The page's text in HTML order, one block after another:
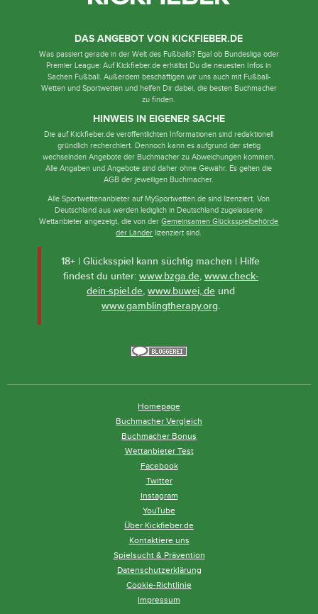
DAS ANGEBOT VON KICKFIEBER.DE
Was passiert gerade in der Welt des Fußballs? Egal ob Bundesliga oder
Premier League: Auf Kickfieber.de erhältst Du die neuesten Infos in
Sachen Fußball. Außerdem beschäftigen wir uns auch mit Fußball-
Wetten und Sportwetten und helfen Dir dabei, die besten Buchmacher
zu finden.
HINWEIS IN EIGENER SACHE
Die auf Kickfieber.de veröffentlichten Informationen sind redaktionell
gründlich recherchiert. Dennoch kann es aufgrund der stetig
wechselnden Angebote der Buchmacher zu Abweichungen kommen.
Alle Angaben und Angebote sind daher ohne Gewähr. Es gelten die
AGB der jeweiligen Buchmacher.
Alle Sportwettenanbieter auf MySportwetten.de sind lizenziert. Von
Deutschland aus werden lediglich in Deutschland zugelassene
Wettanbieter angezeigt, die von derGemeinsamen Glücksspielbehörde
der Länder lizenziert sind.
18+ | Glücksspiel kann süchtig machen | Hilfe
findest du unter: www.bzga.de, www.check-
dein-spiel.de, www.buwei,.deund
www.gamblingtherapy.org.
Homepage
Buchmacher Vergleich
Buchmacher Bonus
Wettanbieter Test
Facebook
Twitter
Instagram
YouTube
Über Kickfieber.de
Kontaktiere uns
Spielsucht & Prävention
Datenschutzerklärung
Cookie-Richtlinie
Impressum